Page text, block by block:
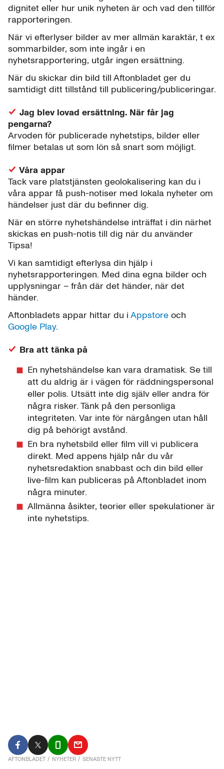
dignitet eller hur unik nyheten är och vad den tillför
rapporteringen.
När vi efterlyser bilder av mer allmän karaktär, t ex
sommarbilder, som inte ingår i en
nyhetsrapportering, utgår ingen ersättning.
När du skickar din bild till Aftonbladet ger du
samtidigt ditt tillstånd till publicering/publiceringar.
Jag blev lovad ersättning. När får jag
pengarna?
Arvoden för publicerade nyhetstips, bilder eller
filmer betalas ut som lön så snart som möjligt.
Våra appar
Tack vare platstjänsten geolokalisering kan du i
våra appar få push-notiser med lokala nyheter om
händelser just där du befinner dig.
När en större nyhetshändelse inträffat i din närhet
skickas en push-notis till dig när du använder
Tipsa!
Vi kan samtidigt efterlysa din hjälp i
nyhetsrapporteringen. Med dina egna bilder och
upplysningar – från där det händer, när det
händer.
Aftonbladets appar hittar du i Appstore och
Google Play.
Bra att tänka på
En nyhetshändelse kan vara dramatisk. Se till
att du aldrig är i vägen för räddningspersonal
eller polis. Utsätt inte dig själv eller andra för
några risker. Tänk på den personliga
integriteten. Var inte för närgången utan håll
dig på behörigt avstånd.
En bra nyhetsbild eller film vill vi publicera
direkt. Med appens hjälp når du vår
nyhetsredaktion snabbast och din bild eller
live-film kan publiceras på Aftonbladet inom
några minuter.
Allmänna åsikter, teorier eller spekulationer är
inte nyhetstips.
AFTONBLADET / NYHETER / SENASTE NYTT